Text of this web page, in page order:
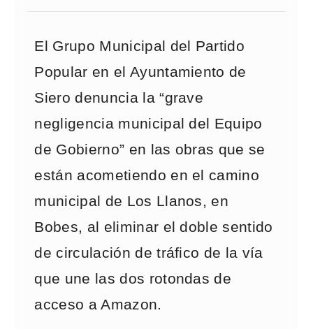
El Grupo Municipal del Partido
Popular en el Ayuntamiento de
Siero denuncia la “grave
negligencia municipal del Equipo
de Gobierno” en las obras que se
están acometiendo en el camino
municipal de Los Llanos, en
Bobes, al eliminar el doble sentido
de circulación de tráfico de la vía
que une las dos rotondas de
acceso a Amazon.